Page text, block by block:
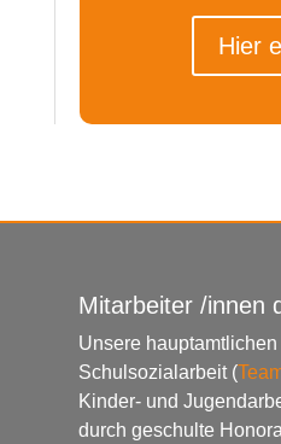
Hier
Mitarbeiter /innen
Unsere
Schulsozialarbeit (
Kinder- und
durch geschulte